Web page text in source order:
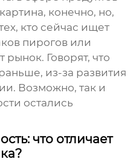
конечно, но,
кто сейчас ищет
пирогов или
рынок. Говорят, что
из-за развития
Возможно, так и
остались
что отличает